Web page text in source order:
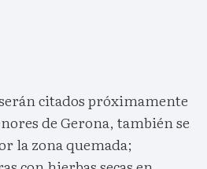
citados próximamente
de Gerona, también se
la zona quemada;